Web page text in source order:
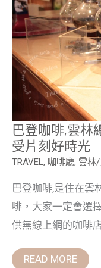
巴登咖啡,雲林
受片刻好時光
TRAVEL, 咖啡廳, 雲林
巴登咖啡,是住在雲
啡，大家一定會選
供無線上網的咖啡
雲
林
總
店
~
簡
單
品
嚐
好
享
受
片
刻
好
光
READ MORE